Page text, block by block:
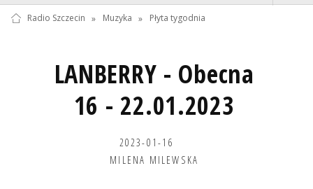
Radio Szczecin » Muzyka » Płyta tygodnia
LANBERRY - Obecna
16 - 22.01.2023
2023-01-16
MILENA MILEWSKA